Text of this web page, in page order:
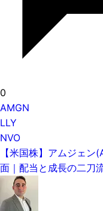
0
AMGN
LLY
NVO
【米国株】アムジェ
面｜配当と成長の二刀